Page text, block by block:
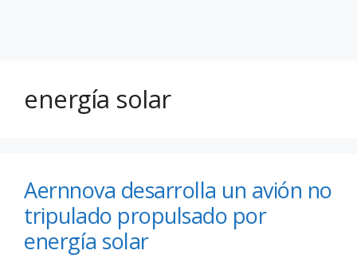
energía solar
Aernnova desarrolla un avión no
tripulado propulsado por
energía solar